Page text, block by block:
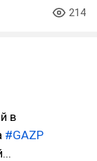
214
в
#GAZP